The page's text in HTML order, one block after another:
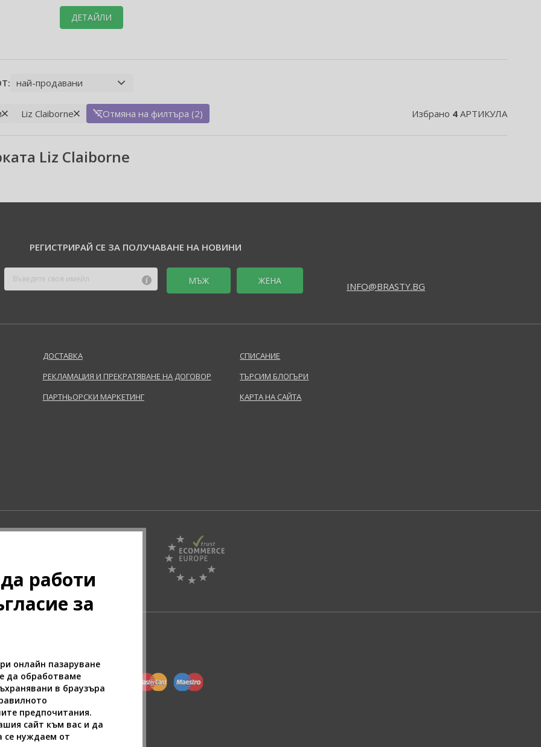
ДЕТАЙЛИ
Избрано 4АРТИКУЛА
Liz Claiborne Отмяна на филтъра (2)
Liz Claiborne
РЕГИСТРИРАЙ СЕ ЗА ПОЛУЧАВАНЕ НА НОВИНИ
MЪЖ ЖЕНА INFO@BRASTY.BG
ДОСТАВКА
РЕКЛАМАЦИЯ И ПРЕКРАТЯВАНЕ НА ДОГОВОР
ПАРТНЬОРСКИ МАРКЕТИНГ
СПИСАНИЕ
ТЪРСИМ БЛОГЪРИ
КАРТА НА САЙТА
помощник за покупки
работи
за
онлайн пазаруване
да обработваме
в браузъра
предпочитания.
сайт към вас и да
се нуждаем от